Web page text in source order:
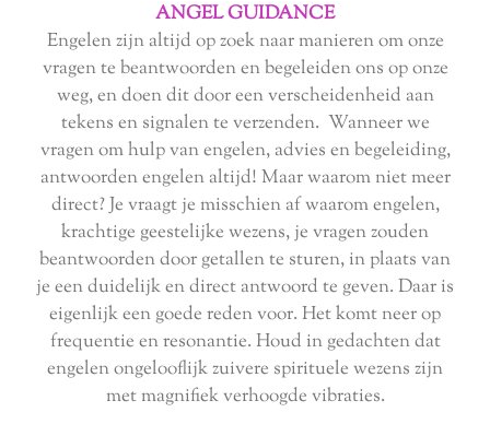
ANGEL GUIDANCE
Engelen zijn altijd op zoek naar manieren om onze
vragen te beantwoorden en begeleiden ons op onze
weg, en doen dit door een verscheidenheid aan
tekens en signalen te verzenden. Wanneer we
vragen om hulp van engelen, advies en begeleiding,
antwoorden engelen altijd! Maar waarom niet meer
direct? Je vraagt ​​je misschien af ​​waarom engelen,
krachtige geestelijke wezens, je vragen zouden
beantwoorden door getallen te sturen, in plaats van
je een duidelijk en direct antwoord te geven. Daar is
eigenlijk een goede reden voor. Het komt neer op
frequentie en resonantie. Houd in gedachten dat
engelen ongelooflijk zuivere spirituele wezens zijn
met magnifiek verhoogde vibraties.